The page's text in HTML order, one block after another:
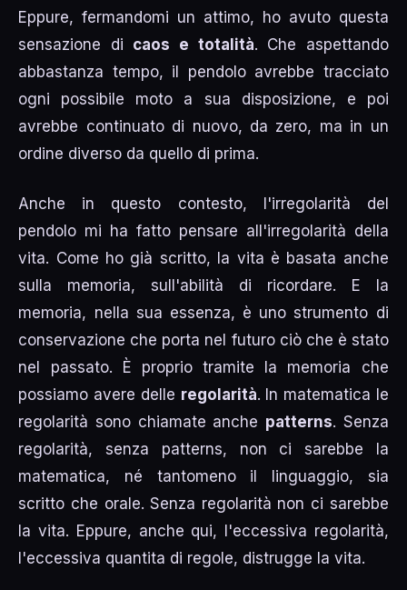
Eppure, fermandomi un attimo, ho avuto questa
sensazione di caos e totalità. Che aspettando
abbastanza tempo, il pendolo avrebbe tracciato
ogni possibile moto a sua disposizione, e poi
avrebbe continuato di nuovo, da zero, ma in un
ordine diverso da quello di prima.
Anche in questo contesto, l'irregolarità del
pendolo mi ha fatto pensare all'irregolarità della
vita. Come ho già scritto, la vita è basata anche
sulla memoria, sull'abilità di ricordare. E la
memoria, nella sua essenza, è uno strumento di
conservazione che porta nel futuro ciò che è stato
nel passato. È proprio tramite la memoria che
possiamo avere delle regolarità. In matematica le
regolarità sono chiamate anche patterns. Senza
regolarità, senza patterns, non ci sarebbe la
matematica, né tantomeno il linguaggio, sia
scritto che orale. Senza regolarità non ci sarebbe
la vita. Eppure, anche qui, l'eccessiva regolarità,
l'eccessiva quantita di regole, distrugge la vita.